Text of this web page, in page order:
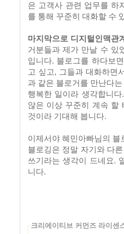
은 고객사 관련 업무를 하
를 통해 꾸준히 대화할 수
마지막으로 디지털인맥관
거분들과 제가 만날 수 있
입니다. 블로그를 하다보
고 싶고, 그들과 대화하면
과 같은 블로거를 만난다
행복한 일이라 생각합니
않은 이상 꾸준히 계속 할
것이라 기대해 봅니다.
이제서야 혜민아빠님의
블로깅은 정말 자기와 다
쓰기라는 생각이 드네요.
니다.
크리에이티브 커먼즈 라이센